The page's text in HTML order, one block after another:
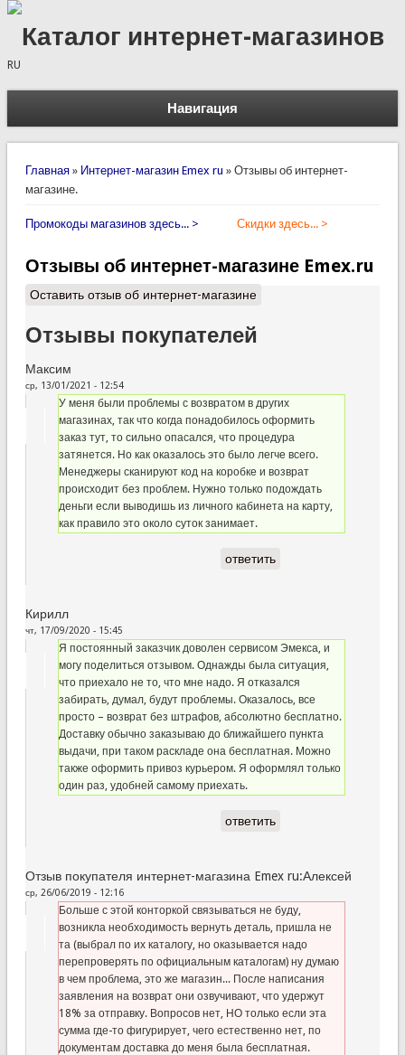
Каталог интернет-магазинов
RU
Навигация
Вы здесь
Главная » Интернет-магазин Emex ru » Отзывы об интернет-
магазине.
Промокоды магазинов здесь... > Скидки здесь... >
Отзывы об интернет-магазине Emex.ru
Оставить отзыв об интернет-магазине
Отзывы покупателей
Максим
ср, 13/01/2021 - 12:54
У меня были проблемы с возвратом в других
магазинах, так что когда понадобилось оформить
заказ тут, то сильно опасался, что процедура
затянется. Но как оказалось это было легче всего.
Менеджеры сканируют код на коробке и возврат
происходит без проблем. Нужно только подождать
деньги если выводишь из личного кабинета на карту,
как правило это около суток занимает.
ответить
Кирилл
чт, 17/09/2020 - 15:45
Я постоянный заказчик доволен сервисом Эмекса, и
могу поделиться отзывом. Однажды была ситуация,
что приехало не то, что мне надо. Я отказался
забирать, думал, будут проблемы. Оказалось, все
просто – возврат без штрафов, абсолютно бесплатно.
Доставку обычно заказываю до ближайшего пункта
выдачи, при таком раскладе она бесплатная. Можно
также оформить привоз курьером. Я оформлял только
один раз, удобней самому приехать.
ответить
Отзыв покупателя интернет-магазина Emex ru:Алексей
ср, 26/06/2019 - 12:16
Больше с этой конторкой связываться не буду,
возникла необходимость вернуть деталь, пришла не
та (выбрал по их каталогу, но оказывается надо
перепроверять по официальным каталогам) ну думаю
в чем проблема, это же магазин... После написания
заявления на возврат они озвучивают, что удержут
18% за отправку. Вопросов нет, НО только если эта
сумма где-то фигурирует, чего естественно нет, по
документам доставка до меня была бесплатная.